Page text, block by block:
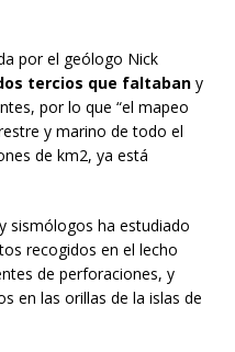
por el geólogo Nick
tercios que faltaban y
por lo que “el mapeo
y marino de todo el
de km2, ya está
sismólogos ha estudiado
recogidos en el lecho
de perforaciones, y
en las orillas de la islas de